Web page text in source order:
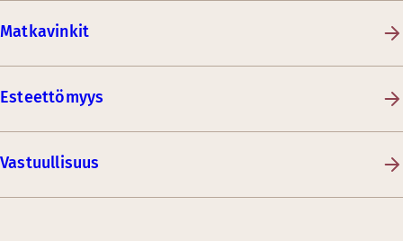
Matkavinkit
Esteettömyys
Vastuullisuus